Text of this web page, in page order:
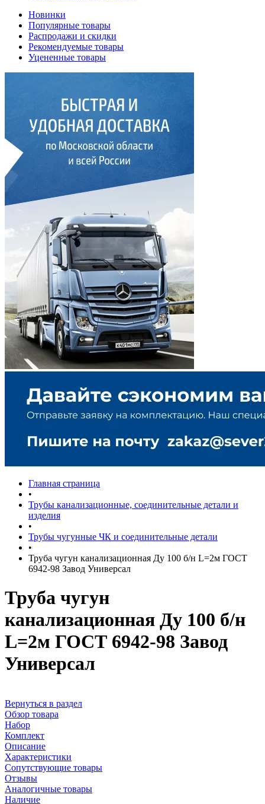
Новинки
Популярные товары
Распродажи и скидки
Рекомендуемые товары
Уцененные товары
Главная страница
•
Трубы канализационные, соединительные детали и
изделия
•
Трубы чугунные ЧК и соединительные детали
•
Труба чугун канализационная Ду 100 б/н L=2м ГОСТ
6942-98 Завод Универсал
Труба чугун
канализационная Ду 100 б/н
L=2м ГОСТ 6942-98 Завод
Универсал
Вернуться в раздел
Обзор товара
Набор
Комплект
Описание
Характеристики
Сопутствующие товары
Отзывы
Аналогичные товары
Наличие